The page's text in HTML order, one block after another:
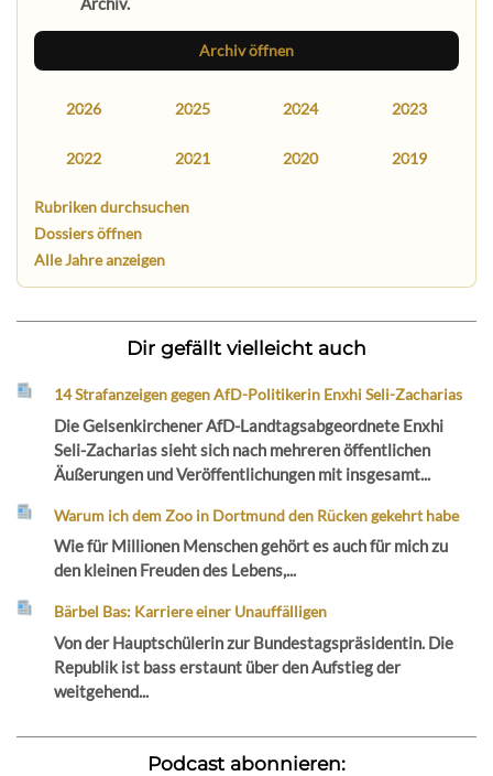
Archiv öffnen
2026 2025 2024 2023
2022 2021 2020 2019
Rubriken durchsuchen
Dossiers öffnen
Alle Jahre anzeigen
Dir gefällt vielleicht auch
14 Strafanzeigen gegen AfD-Politikerin Enxhi Seli-Zacharias
Die Gelsenkirchener AfD-Landtagsabgeordnete Enxhi
Seli-Zacharias sieht sich nach mehreren öffentlichen
Äußerungen und Veröffentlichungen mit insgesamt...
Warum ich dem Zoo in Dortmund den Rücken gekehrt habe
Wie für Millionen Menschen gehört es auch für mich zu
den kleinen Freuden des Lebens,...
Bärbel Bas: Karriere einer Unauffälligen
Von der Hauptschülerin zur Bundestagspräsidentin. Die
Republik ist bass erstaunt über den Aufstieg der
weitgehend...
Podcast abonnieren: